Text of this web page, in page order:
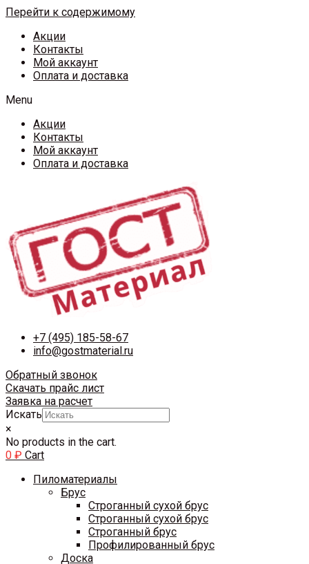
Перейти к содержимому
Акции
Контакты
Мой аккаунт
Оплата и доставка
Menu
Акции
Контакты
Мой аккаунт
Оплата и доставка
+7 (495) 185-58-67
info@gostmaterial.ru
Обратный звонок
Скачать прайс лист
Заявка на расчет
Искать
×
No products in the cart.
0 ₽ Cart
Пиломатериалы
Брус
Строганный сухой брус
Строганный сухой брус
Строганный брус
Профилированный брус
Доска